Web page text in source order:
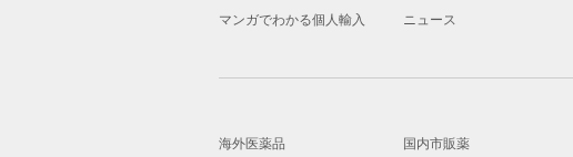
マンガでわかる個人輸入
ニュース
海外医薬品 国内市販薬